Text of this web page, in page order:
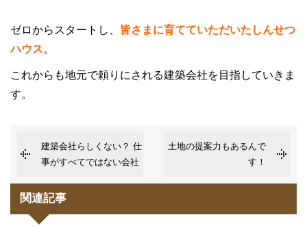
ゼロからスタートし、 皆さまに育てていただいたしんせつ
ハウス。
これからも地元で頼りにされる建築会社を目指していきま
す。
建築会社らしくない？ 仕
事がすべてではない会社
土地の提案力もあるんで
す！
関連記事